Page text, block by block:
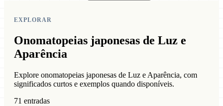
EXPLORAR
Onomatopeias japonesas de Luz e
Aparência
Explore onomatopeias japonesas de Luz e Aparência, com
significados curtos e exemplos quando disponíveis.
71 entradas